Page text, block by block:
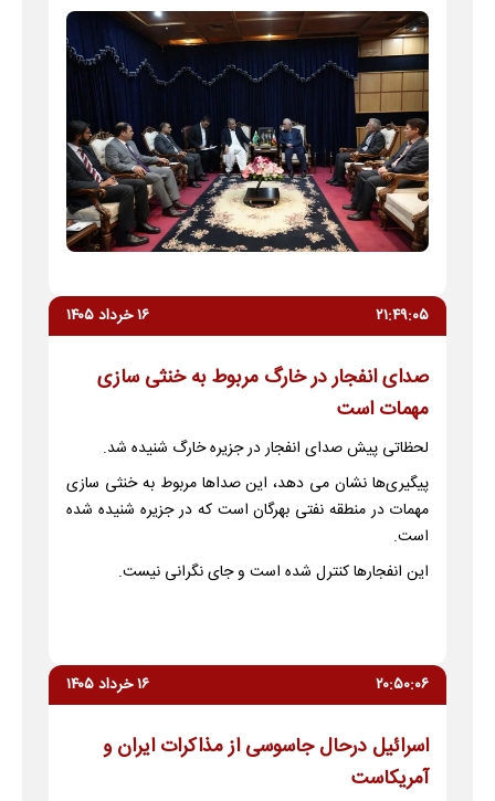
۲۱:۴۹:۰۵ ۱۶ خرداد ۱۴۰۵
صدای انفجار در خارگ مربوط به خنثی سازی
مهمات است
لحظاتی پیش صدای انفجار در جزیره خارگ شنیده شد.
پیگیری‌ها نشان می دهد، این صداها مربوط به خنثی سازی
مهمات در منطقه نفتی بهرگان است که در جزیره شنیده شده
است.
این انفجارها کنترل شده است و جای نگرانی نیست.
۲۰:۵۰:۰۶ ۱۶ خرداد ۱۴۰۵
اسرائیل درحال جاسوسی از مذاکرات ایران و
آمریکاست